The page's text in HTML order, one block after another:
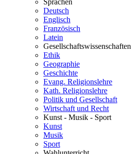
Sprachen
Deutsch
Englisch
Französisch
Latein
Gesellschaftswissenschaften
Ethik
Geographie
Geschichte
Evang. Religionslehre
Kath. Religionslehre
Politik und Gesellschaft
Wirtschaft und Recht
Kunst - Musik - Sport
Kunst
Musik
Sport